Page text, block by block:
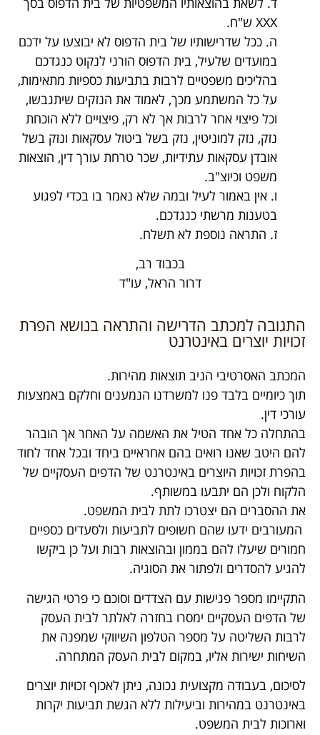
XXX ש"ח.
ה. ככל שדרישותיו של בית הדפוס לא יבוצעו על ידכם
במועדים שלעיל, בית הדפוס הורני לנקוט כנגדכם
בהליכים משפטיים לרבות בתביעות כספיות מתאימות,
על כל המשתמע מכך, לאמוד את הנזקים שיתגבשו,
וכל פיצוי אחר לרבות אך לא רק, פיצויים ללא הוכחת
נזק, נזק למוניטין, נזק בשל ביטול עסקאות ונזק בשל
אובדן עסקאות עתידיות, שכר טרחת עורך דין, הוצאות
משפט וכיוצ"ב.
ו. אין באמור לעיל ובמה שלא נאמר בו בכדי לפגוע
בטענות מרשתי כנגדכם.
ז. התראה נוספת לא תשלח.
בכבוד רב,
דרור הראל, עו"ד
התגובה למכתב הדרישה והתראה בנושא הפרת
זכויות יוצרים באינטרנט
המכתב האסרטיבי הניב תוצאות מהירות.
תוך כיומיים בלבד פנו למשרדנו הנמענים וחלקם באמצעות
עורכי דין.
בהתחלה כל אחד הטיל את האשמה על האחר אך הובהר
להם היטב שאנו רואים בהם אחראיים ביחד ובכל אחד לחוד
בהפרת זכויות היוצרים באינטרנט של הדפים העסקיים של
הלקוח ולכן הם יתבעו במשותף.
את ההסברים הם יצטרכו לתת לבית המשפט.
המעורבים ידעו שהם חשופים לתביעות ולסעדים כספיים
חמורים שיעלו להם בממון ובהוצאות רבות ועל כן ביקשו
להגיע להסדרים ולפתור את הסוגיה.
התקיימו מספר פגישות עם הצדדים וסוכם כי פרטי הגישה
של הדפים העסקיים ימסרו בחזרה לאלתר לבית העסק
לרבות השליטה על מספר הטלפון השיווקי שמפנה את
השיחות ישירות אליו, במקום לבית העסק המתחרה.
לסיכום, בעבודה מקצועית נכונה, ניתן לאכוף זכויות יוצרים
באינטרנט במהירות וביעילות ללא הגשת תביעות יקרות
וארוכות לבית המשפט.